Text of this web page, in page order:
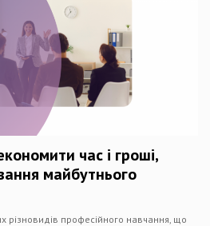
час і гроші,
майбутнього
різновидів професійного навчання, що